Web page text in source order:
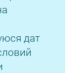
дат